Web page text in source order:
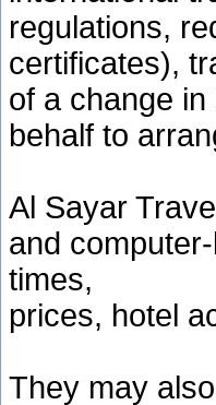
regulations,
certificates),
of a change
behalf to
Al Sayar
and
times,
prices, hotel
They may